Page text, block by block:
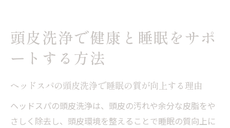
頭皮洗浄で健康と睡眠をサポ
ートする方法
ヘッドスパの頭皮洗浄で睡眠の質が向上する理由
ヘッドスパの頭皮洗浄は、頭皮の汚れや余分な皮脂をや
さしく除去し、頭皮環境を整えることで睡眠の質向上に